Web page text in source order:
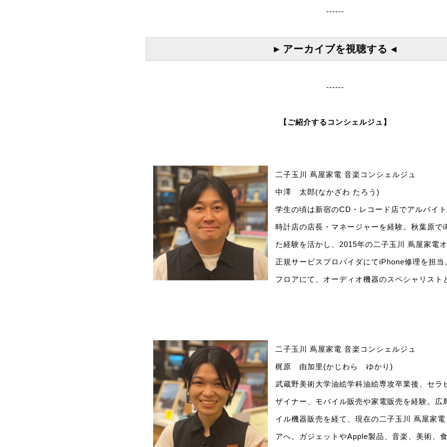
------
▸ アーカイブを視聴する ◂
------
【ご紹介するコンシェルジュ】
二子玉川 蔦屋家電 音楽コンシェルジュ
中澤 太郎(なかざわ たろう)
学生の頃は新宿のCD・レコード店でアルバイ
時計店の店長・マネージャーを経験。秋葉原で
た経験を活かし、2015年の二子玉川 蔦屋家電
正規サービスプロバイダにてiPhone修理を担
フロアにて、オーディオ機器のスペシャリスト
二子玉川 蔦屋家電 音楽コンシェルジュ
梶原 由加里(かじわら ゆかり)
武蔵野美術大学油絵学科油絵専攻卒業後、セラ
ザイナー、モバイル販売や家電販売を経験。広
イル機器販売を経て、現在の二子玉川 蔦屋家
アへ。ガジェットやApple製品、音楽、美術、